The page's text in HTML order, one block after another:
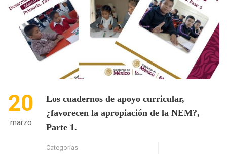
LA
APROPIACIÓN
DE
LA
NEM?
PARTE
20
marzo
Los cuadernos de apoyo curricular,
¿favorecen la apropiación de la NEM?,
Parte 1.
Categorías